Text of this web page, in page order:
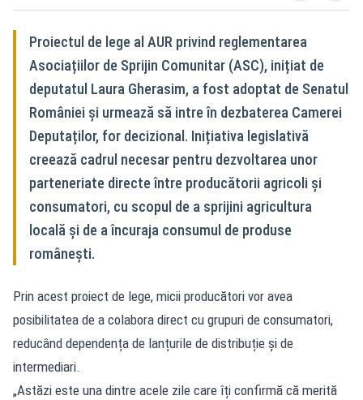
Proiectul de lege al AUR privind reglementarea
Asociațiilor de Sprijin Comunitar (ASC), inițiat de
deputatul Laura Gherasim, a fost adoptat de Senatul
României și urmează să intre în dezbaterea Camerei
Deputaților, for decizional. Inițiativa legislativă
creează cadrul necesar pentru dezvoltarea unor
parteneriate directe între producătorii agricoli și
consumatori, cu scopul de a sprijini agricultura
locală și de a încuraja consumul de produse
românești.
Prin acest proiect de lege, micii producători vor avea
posibilitatea de a colabora direct cu grupuri de consumatori,
reducând dependența de lanțurile de distribuție și de
intermediari.
„Astăzi este una dintre acele zile care îți confirmă că merită